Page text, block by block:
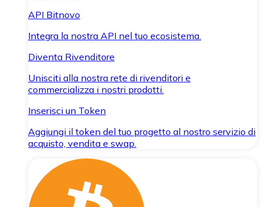
API Bitnovo
Integra la nostra API nel tuo ecosistema.
Diventa Rivenditore
Unisciti alla nostra rete di rivenditori e
commercializza i nostri prodotti.
Inserisci un Token
Aggiungi il token del tuo progetto al nostro servizio di
acquisto, vendita e swap.